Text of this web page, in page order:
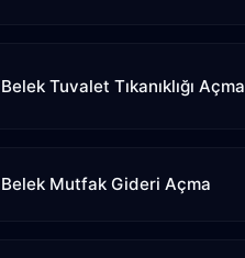
Belek Tuvalet Tıkanıklığı Açma
Belek Mutfak Gideri Açma